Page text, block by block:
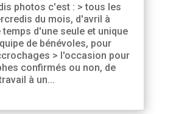
photos c'est : > tous les
du mois, d'avril à
d'une seule et unique
de bénévoles, pour
> l'occasion pour
confirmés ou non, de
à un...